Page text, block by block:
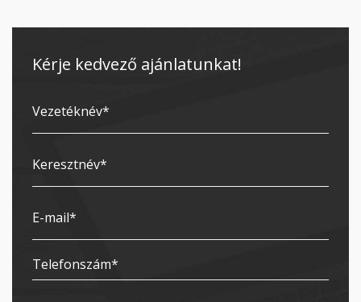
Kérje kedvező ajánlatunkat!